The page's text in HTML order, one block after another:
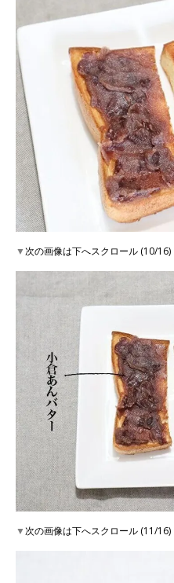
▼次の画像は下へスクロール (10/16)
▼次の画像は下へスクロール (11/16)